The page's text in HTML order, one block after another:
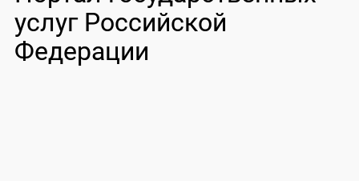
услуг Российской
Федерации